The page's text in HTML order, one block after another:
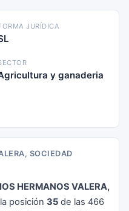
JURÍDICA
y ganaderia
SOCIEDAD
HERMANOS VALERA,
posición 35 de las 466